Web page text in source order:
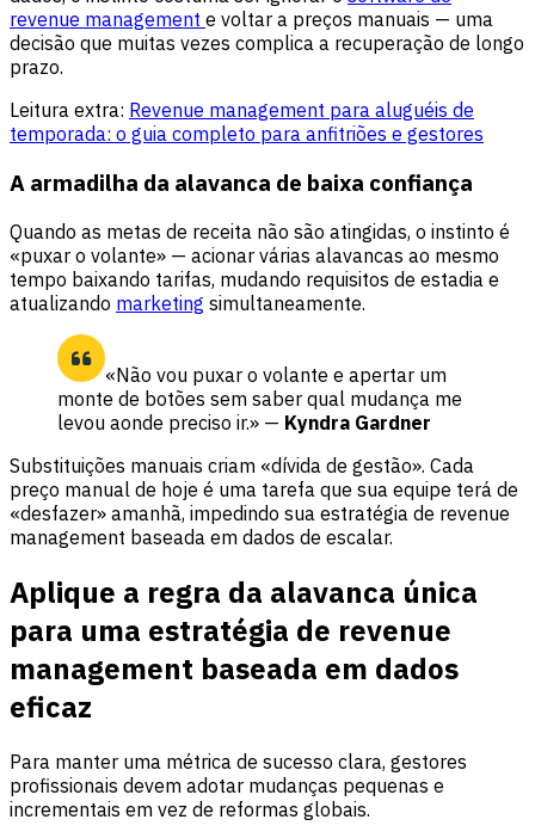
revenue management e voltar a preços manuais — uma
decisão que muitas vezes complica a recuperação de longo
prazo.
Leitura extra: Revenue management para aluguéis de
temporada: o guia completo para anfitriões e gestores
A armadilha da alavanca de baixa confiança
Quando as metas de receita não são atingidas, o instinto é
«puxar o volante» — acionar várias alavancas ao mesmo
tempo baixando tarifas, mudando requisitos de estadia e
atualizando marketing simultaneamente.
«Não vou puxar o volante e apertar um
monte de botões sem saber qual mudança me
levou aonde preciso ir.» — Kyndra Gardner
Substituições manuais criam «dívida de gestão». Cada
preço manual de hoje é uma tarefa que sua equipe terá de
«desfazer» amanhã, impedindo sua estratégia de revenue
management baseada em dados de escalar.
Aplique a regra da alavanca única
para uma estratégia de revenue
management baseada em dados
eficaz
Para manter uma métrica de sucesso clara, gestores
profissionais devem adotar mudanças pequenas e
incrementais em vez de reformas globais.